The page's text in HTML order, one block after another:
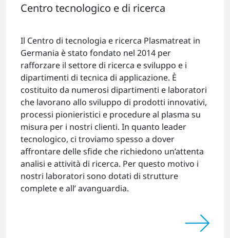
Centro tecnologico e di ricerca
Il Centro di tecnologia e ricerca Plasmatreat in
Germania è stato fondato nel 2014 per
rafforzare il settore di ricerca e sviluppo e i
dipartimenti di tecnica di applicazione. È
costituito da numerosi dipartimenti e laboratori
che lavorano allo sviluppo di prodotti innovativi,
processi pionieristici e procedure al plasma su
misura per i nostri clienti. In quanto leader
tecnologico, ci troviamo spesso a dover
affrontare delle sfide che richiedono un’attenta
analisi e attività di ricerca. Per questo motivo i
nostri laboratori sono dotati di strutture
complete e all’ avanguardia.